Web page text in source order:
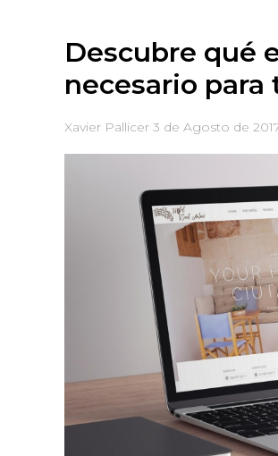
Descubre qué
necesario
Xavier Pallicer 3 de Agosto de